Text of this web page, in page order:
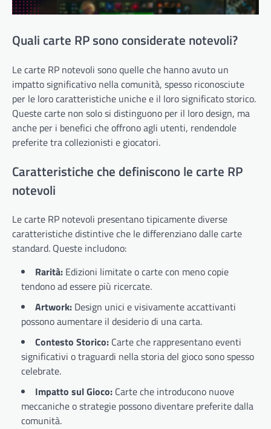
Quali carte RP sono considerate notevoli?
Le carte RP notevoli sono quelle che hanno avuto un
impatto significativo nella comunità, spesso riconosciute
per le loro caratteristiche uniche e il loro significato storico.
Queste carte non solo si distinguono per il loro design, ma
anche per i benefici che offrono agli utenti, rendendole
preferite tra collezionisti e giocatori.
Caratteristiche che definiscono le carte RP
notevoli
Le carte RP notevoli presentano tipicamente diverse
caratteristiche distintive che le differenziano dalle carte
standard. Queste includono:
Rarità: Edizioni limitate o carte con meno copie
tendono ad essere più ricercate.
Artwork: Design unici e visivamente accattivanti
possono aumentare il desiderio di una carta.
Contesto Storico: Carte che rappresentano eventi
significativi o traguardi nella storia del gioco sono spesso
celebrate.
Impatto sul Gioco: Carte che introducono nuove
meccaniche o strategie possono diventare preferite dalla
comunità.